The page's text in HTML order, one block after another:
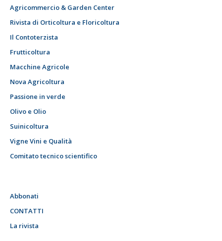
Agricommercio & Garden Center
Rivista di Orticoltura e Floricoltura
Il Contoterzista
Frutticoltura
Macchine Agricole
Nova Agricoltura
Passione in verde
Olivo e Olio
Suinicoltura
Vigne Vini e Qualità
Comitato tecnico scientifico
Abbonati
CONTATTI
La rivista